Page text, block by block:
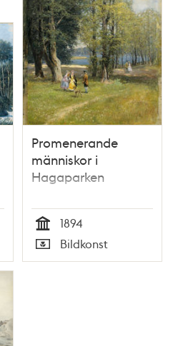
Promenerande
människor i
Hagaparken
Tid
1894
Typ
Bildkonst